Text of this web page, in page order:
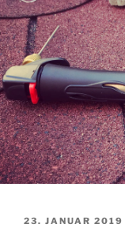
23. JANUAR 2019